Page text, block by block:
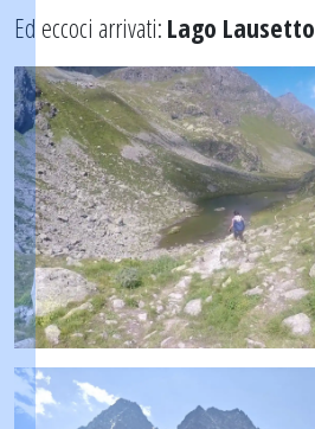
Ed eccoci arrivati: Lago Lausetto